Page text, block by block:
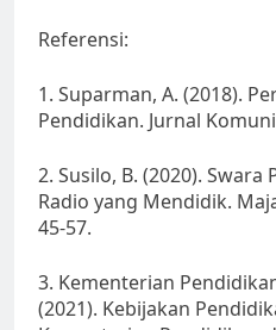
Referensi:
1. Suparman, A. (2018).
Pendidikan. Jurnal
2. Susilo, B. (2020).
Radio yang Mendidik.
45-57.
3. Kementerian
(2021). Kebijakan